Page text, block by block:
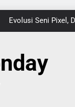
Evolusi Seni Pixel,